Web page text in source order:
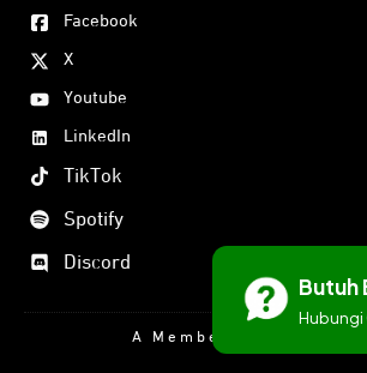
Facebook
X
Youtube
LinkedIn
TikTok
Spotify
Discord
A Member Of DORAN
Butuh
Hubungi